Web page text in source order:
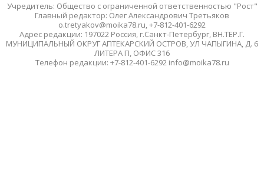
Учредитель: Общество с ограниченной ответственностью "Рост"
Главный редактор: Олег Александрович Третьяков
o.tretyakov@moika78.ru, +7-812-401-6292
Адрес редакции: 197022 Россия, г.Санкт-Петербург, ВН.ТЕР.Г.
МУНИЦИПАЛЬНЫЙ ОКРУГ АПТЕКАРСКИЙ ОСТРОВ, УЛ ЧАПЫГИНА, Д. 6
ЛИТЕРА П, ОФИС 316
Телефон редакции: +7-812-401-6292 info@moika78.ru